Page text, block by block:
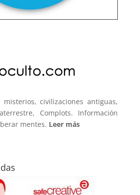
civilizaciones antiguas,
Complots. Información
mentes. Leer más